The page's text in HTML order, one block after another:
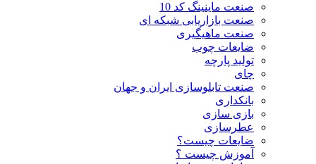
صنعت ماینینگ کد 10
صنعت بازاریابی شبکه ای
صنعت ماهیگیری
ضایعات چوب
تولید پارچه
چای
صنعت تابلوسازی ایران و جهان
بانکداری
بازی سازی
عطرسازی
ضایعات چیست؟
آموزش چیست ؟